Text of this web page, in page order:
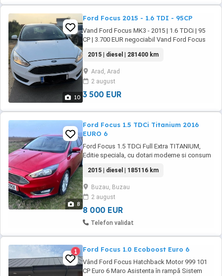
10
Ford Focus 2015 - 1.6 TDI - 95CP
Vand Ford Focus MK3 - 2015 | 1.6 TDCi | 95
CP | 3.700 EUR negociabil Vand Ford Focus
(motorina), 95 CP, cu 281.365 km. Masina este
inmatriculata, iar eu sunt al doilea proprietar.
Dotari: * Aer conditionat * Geamuri electrice
fata * Computer de bord * ESP ...
2015 | diesel | 281400 km
Arad, Arad
2 august
3 500 EUR
8
Ford Focus 1.5 TDCi Titanium 2016
EURO 6
Ford Focus 1.5 TDCi Full Extra TITANIUM,
Editie speciala, cu dotari moderne si consum
Interior deosebit. Cotiera din piele, ABS, ESP,
EBD, DAY LIGHT, FULL LED FATA SPATE,
Dublu climatronic cu 2 zone cu senzor de
calitatea aerului din habitaclu, Navigatie ...
2015 | diesel | 185116 km
Buzau, Buzau
2 august
8 000 EUR
Telefon validat
1 Ford Focus 1.0 Ecoboost Euro 6
Vând Ford Focus Hatchback Motor 999 101
CP Euro 6 Maro Asistenta în rampă Sistem